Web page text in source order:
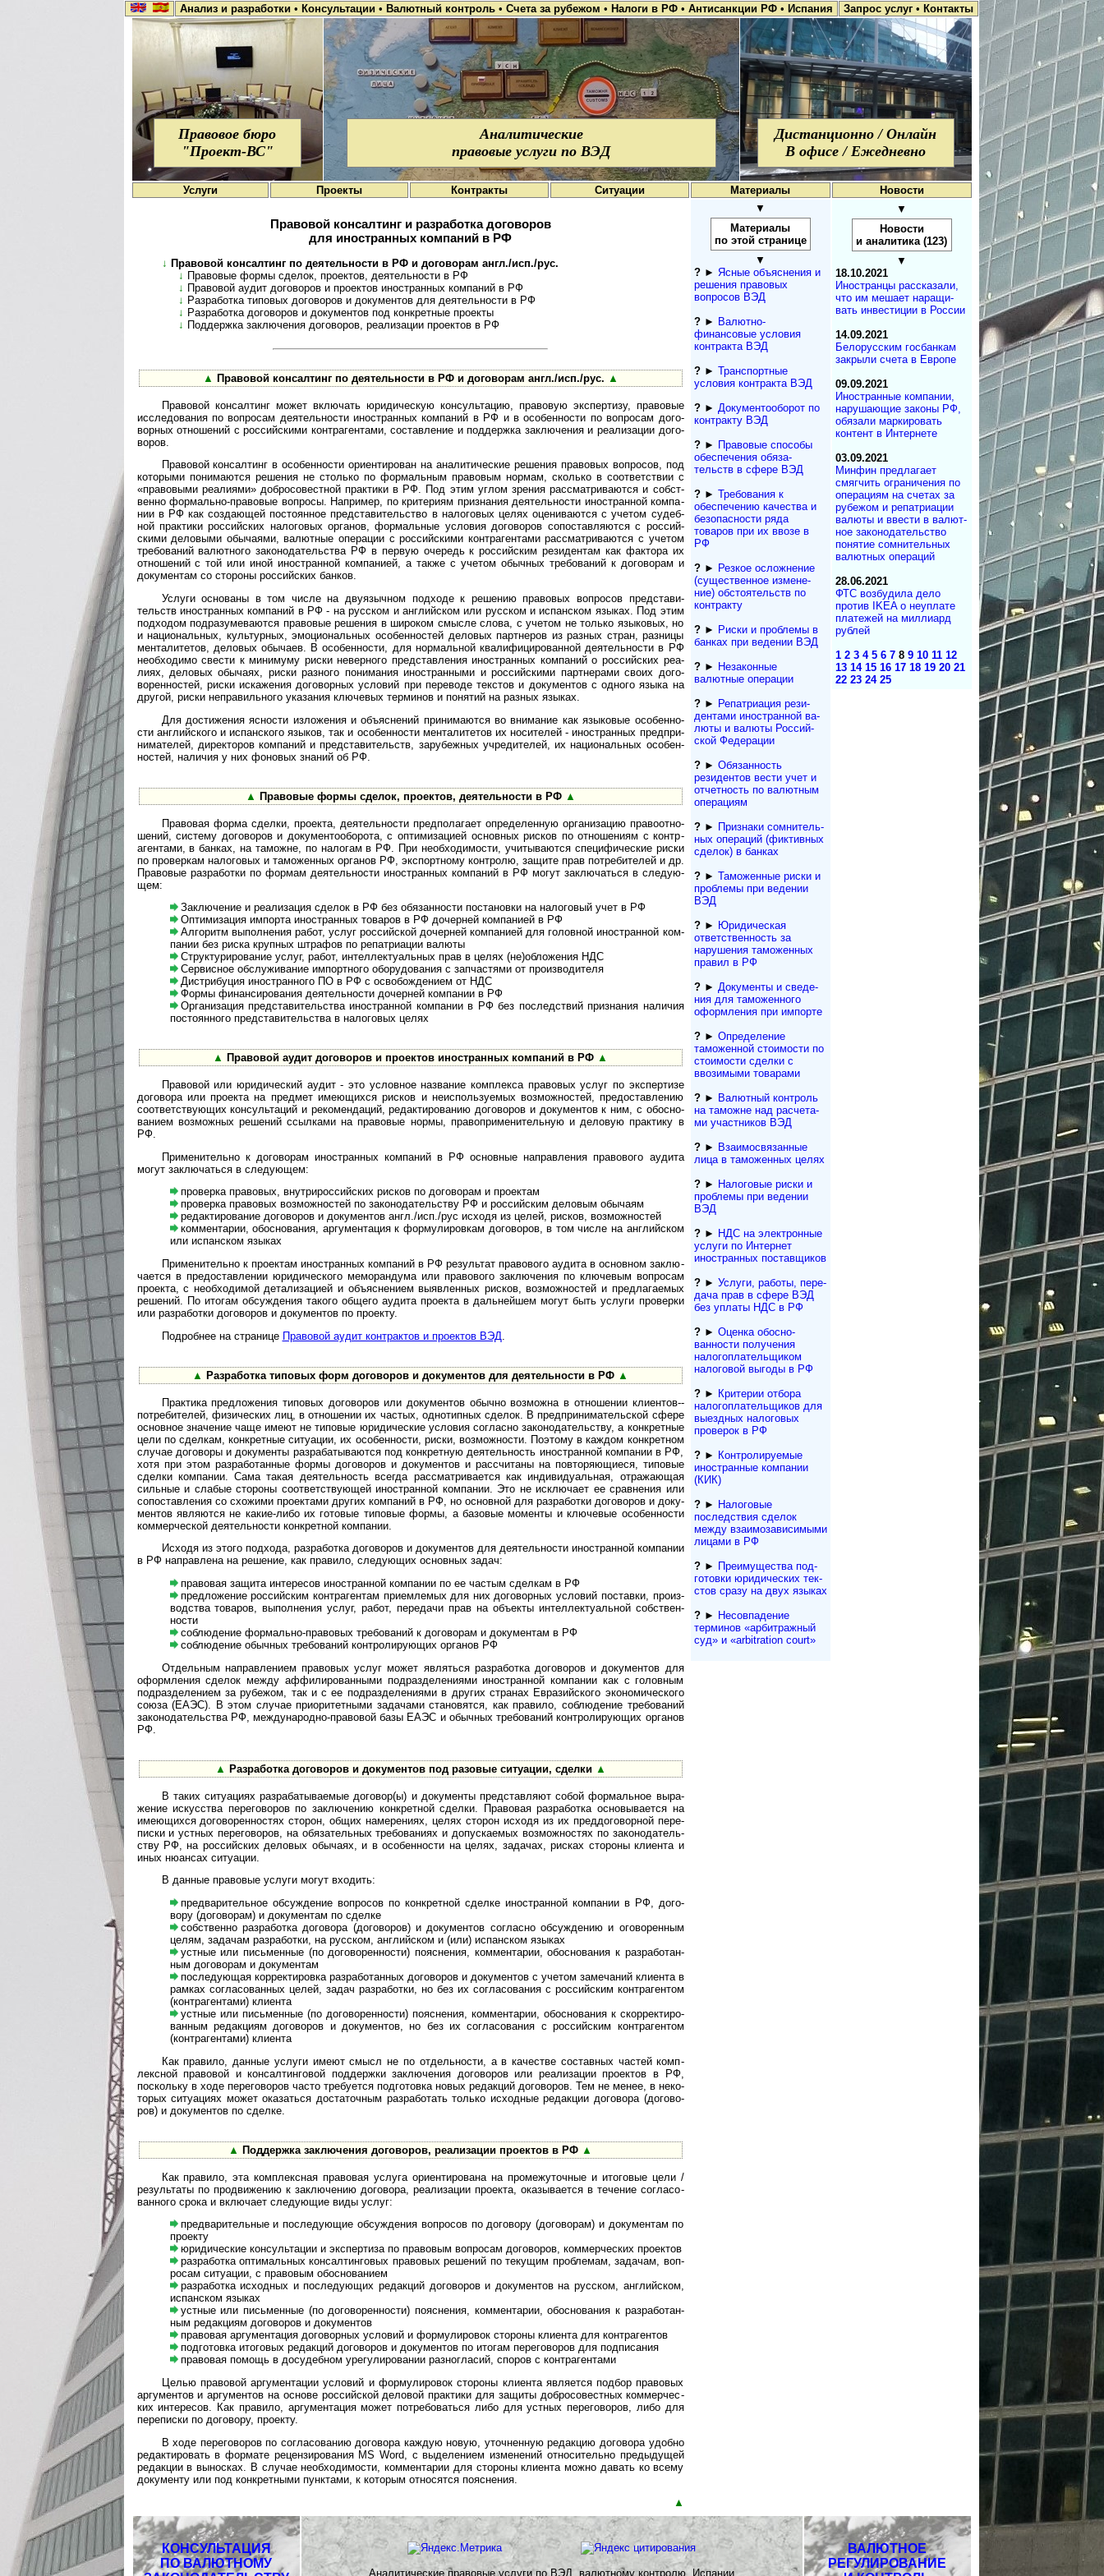
Анализ и разработки • Консультации • Валютный контроль • Счета за рубежом • Налоги в РФ • Антисанкции РФ • Испания Запрос услуг • Контакты
Правовое бюро
"Проект-ВС"
Аналитические
правовые услуги по ВЭД
Дистанционно / Онлайн
В офисе / Ежедневно
Услуги Проекты Контракты Ситуации Материалы Новости
Правовой консалтинг и разработка договоров
для иностранных компаний в РФ
↓ Правовой консалтинг по деятельности в РФ и дого­во­рам англ./исп./рус.
↓ Правовые формы сделок, проектов, деятель­но­сти в РФ
↓ Правовой аудит договоров и проектов ино­ст­ран­ных ком­па­ний в РФ
↓ Разработка типовых договоров и документов для дея­те­ль­но­сти в РФ
↓ Разработка договоров и документов под конкрет­ные про­екты
↓ Поддержка заключения договоров, реали­за­ции про­ек­тов в РФ
▲ Правовой консалтинг по деятельности в РФ и договорам англ./исп./рус. ▲
Правовой консалтинг может включать юридическую кон­суль­та­цию, пра­во­вую экс­пер­тизу, право­вые
иссле­до­ва­ния по воп­ро­сам дея­тель­но­сти ино­ст­ран­ных ком­паний в РФ и в осо­бен­ности по вопро­сам дого­
вор­ных отно­шений с рос­сийс­кими контр­аген­тами, состав­ление и поддер­жка заклю­чения и реа­ли­зации дого­
воров.
Правовой консалтинг в особенности ориентиро­ван на ана­ли­ти­чес­кие реше­ния пра­во­вых воп­ро­сов, под
кото­рыми пони­маю­тся реше­ния не сто­лько по фор­маль­ным пра­во­вым нор­мам, ско­лько в соот­ветст­вии с
«пра­во­выми реа­ли­ями» добро­совест­ной прак­тики в РФ. Под этим углом зре­ния рас­смат­рива­ются и собст­
венно фор­маль­но-­пра­во­вые воп­росы. Напри­мер, по крите­риям приз­на­ния дея­тель­ности ино­ст­ран­ной компа­
нии в РФ как созда­ющей пос­тоян­ное пред­стави­тель­ство в нало­говых целях оцени­ва­ются с уче­том судеб­
ной прак­тики рос­сий­ских нало­го­вых орга­нов, фор­маль­ные усло­вия дого­во­ров сопо­став­ляю­тся с рос­сий­
скими дело­выми обы­ча­ями, валют­ные опе­ра­ции с рос­сий­скими контр­аген­тами рас­смат­рива­ются с уче­том
тре­бо­ва­ний валют­ного зако­но­да­тель­ства РФ в пер­вую оче­редь к рос­сий­ским рези­ден­там как фак­тора их
отно­шений с той или иной ино­ст­ран­ной ком­па­нией, а также с уче­том обыч­ных тре­бо­ва­ний к дого­во­рам и
доку­мен­там со сто­роны рос­сий­ских банков.
Услуги основаны в том числе на двуязычном подходе к реше­нию пра­во­вых воп­ро­сов пред­ста­ви­
тельств ино­ст­ран­ных ком­па­ний в РФ - на рус­ском и анг­лий­ском или рус­ском и испан­ском язы­ках. Под этим
под­хо­дом под­разу­мева­ются пра­во­вые реше­ния в широ­ком смы­сле слова, с уче­том не только язы­ковых, но
и нацио­наль­ных, куль­тур­ных, эмоцио­наль­ных особен­ностей дело­вых парт­неров из раз­ных стран, раз­ницы
мента­лите­тов, дело­вых обы­чаев. В осо­бен­но­сти, для нор­маль­ной квали­фици­ро­ван­ной дея­тель­ности в РФ
необ­хо­димо све­сти к мини­муму риски невер­ного пред­став­ления ино­ст­ран­ных компа­ний о рос­сий­ских реа­
лиях, дело­вых обы­чаях, риски раз­ного пони­ма­ния ино­ст­ран­ными и рос­сий­скими парт­не­рами своих дого­
ворен­ностей, риски иска­жения дого­ворных усло­вий при пере­воде текс­тов и доку­мен­тов с одного языка на
дру­гой, риски непра­виль­ного ука­за­ния ключе­вых терми­нов и поня­тий на раз­ных языках.
Для достижения ясности изложения и объясне­ний при­ни­ма­ются во вни­ма­ние как язы­ко­вые осо­бен­но­
сти анг­лий­ского и испан­ского язы­ков, так и осо­бен­но­сти мен­та­ли­те­тов их носи­те­лей - ино­ст­ран­ных пред­при­
ни­ма­те­лей, дирек­то­ров ком­па­ний и пред­ста­ви­тельств, зару­беж­ных учре­ди­те­лей, их нацио­наль­ных осо­бен­
нос­тей, нали­чия у них фоно­вых зна­ний об РФ.
▲ Правовые формы сделок, проектов, деятельности в РФ ▲
Правовая форма сделки, проекта, дея­те­ль­но­сти пред­по­ла­гает опре­де­лен­ную орга­ни­за­цию пра­во­от­но­
ше­ний, сис­тему дого­во­ров и доку­мен­то­обо­рота, с опти­миза­цией основ­ных рис­ков по отно­ше­ниям с контр­
аген­тами, в бан­ках, на тамо­жне, по нало­гам в РФ. При необ­хо­ди­мо­сти, учи­ты­ва­ются спе­ци­фи­чес­кие риски
по про­вер­кам нало­го­вых и тамо­жен­ных орга­нов РФ, экспор­т­ному конт­ролю, защите прав потре­бите­лей и др.
Пра­во­вые раз­ра­бо­тки по фор­мам дея­тель­но­сти ино­ст­ран­ных ком­па­ний в РФ могут заклю­ча­ться в сле­дую­
щем:
Заключение и реализация сделок в РФ без обя­зан­но­сти поста­но­вки на нало­го­вый учет в РФ
Оптимизация импорта иностранных товаров в РФ дочер­ней ком­па­нией в РФ
Алгоритм выполнения работ, услуг российской дочер­ней ком­па­нией для голов­ной ино­ст­ран­ной ком­
па­нии без риска круп­ных штра­фов по репат­риа­ции валюты
Структурирование услуг, работ, интеллек­ту­а­ль­ных прав в целях (не)об­ло­же­ния НДС
Сервисное обслуживание импортного обору­до­ва­ния с зап­час­тями от про­из­во­ди­теля
Дистрибуция иностранного ПО в РФ с освобождением от НДС
Формы финансирования деятельности дочерней компании в РФ
Организация представительства иностранной компа­нии в РФ без послед­ст­вий приз­на­ния нали­чия
пос­то­ян­ного пред­ста­ви­те­ль­ства в нало­го­вых целях
▲ Правовой аудит договоров и проектов ино­ст­ран­ных ком­па­ний в РФ ▲
Правовой или юридический аудит - это услов­ное наз­ва­ние комп­ле­кса пра­во­вых услуг по экс­пер­тизе
дого­вора или про­е­кта на пред­мет имею­щи­хся рис­ков и неис­по­ль­зу­е­мых воз­мож­нос­тей, предо­став­ле­нию
соот­вет­ст­вую­щих кон­суль­та­ций и реко­мен­да­ций, редак­ти­ро­ва­нию дого­во­ров и доку­мен­тов к ним, с обо­сно­
ва­нием воз­мож­ных реше­ний ссыл­ками на пра­во­вые нормы, пра­во­при­ме­ни­те­ль­ную и дело­вую прак­тику в
РФ.
Применительно к договорам иностранных ком­па­ний в РФ основ­ные нап­рав­ле­ния пра­во­вого аудита
могут заклю­ча­ться в сле­дующем:
проверка правовых, внутрироссийских рисков по дого­во­рам и про­ектам
проверка правовых возможностей по законода­тель­ству РФ и рос­сий­ским дело­вым обы­чаям
редактирование договоров и документов англ./исп./рус исходя из целей, рис­ков, воз­мож­ностей
комментарии, обоснования, аргументация к фор­му­ли­ров­кам дого­во­ров, в том числе на анг­лий­ском
или испан­ском языках
Применительно к проектам иностранных компа­ний в РФ резу­ль­тат пра­во­вого аудита в основ­ном зак­лю­
ча­ется в пре­до­став­ле­нии юри­ди­чес­кого мемо­ран­дума или пра­во­вого заклю­че­ния по клю­че­вым воп­ро­сам
про­екта, с необ­хо­ди­мой дета­ли­за­цией и объ­яс­не­нием выяв­лен­ных рис­ков, воз­мож­нос­тей и пред­ла­гае­мых
реше­ний. По ито­гам обсуж­де­ния такого общего аудита про­екта в даль­ней­шем могут быть услуги прове­рки
или раз­рабо­тки дого­во­ров и доку­мен­тов по про­екту.
Подробнее на странице Пра­во­вой аудит конт­рак­тов и про­ек­тов ВЭД.
▲ Разработка типовых форм договоров и доку­мен­тов для дея­тель­но­сти в РФ ▲
Практика предложения типовых договоров или доку­мен­тов обы­чно возмо­жна в отно­ше­нии кли­ен­тов-­
пот­ре­би­те­лей, физи­ч­ес­ких лиц, в отно­ше­нии их час­тых, одно­тип­ных сде­лок. В пред­при­нима­тель­ской сфере
основ­ное значе­ние чаще имеют не типо­вые юриди­чес­кие усло­вия согла­сно зако­но­да­тель­ству, а конк­рет­ные
цели по сдел­кам, конк­рет­ные ситу­ации, их осо­бен­ности, риски, возмож­ности. Поэ­тому в каж­дом конк­рет­ном
слу­чае дого­воры и доку­менты разра­баты­ваются под конк­рет­ную дея­тель­ность ино­ст­ран­ной ком­па­нии в РФ,
хотя при этом разра­бо­тан­ные формы дого­воров и доку­мен­тов и рассчи­таны на повто­ряю­щиеся, типо­вые
сде­лки ком­пании. Сама такая дея­тель­ность всегда рас­смат­рива­ется как инди­виду­аль­ная, отра­жа­ющая
силь­ные и сла­бые сто­роны соот­вет­ст­вую­щей ино­ст­ран­ной ком­па­нии. Это не исклю­чает ее срав­не­ния или
сопо­став­ле­ния со схо­жими про­ек­тами дру­гих ком­па­ний в РФ, но основ­ной для раз­рабо­тки дого­во­ров и доку­
мен­тов явля­ются не какие-­либо их гото­вые типо­вые формы, а базо­вые моме­нты и ключе­вые осо­бен­ности
ком­мер­чес­кой дея­тель­но­сти конк­рет­ной ком­пании.
Исходя из этого подхода, разработка договоров и доку­мен­тов для дея­тель­но­сти ино­ст­ран­ной ком­па­нии
в РФ направ­лена на реше­ние, как пра­вило, следу­ющих основ­ных задач:
правовая защита интересов иностранной компании по ее час­тым сдел­кам в РФ
предложение российским контрагентам приемле­мых для них дого­вор­ных усло­вий пос­та­вки, про­из­
вод­ства това­ров, выпол­не­ния услуг, работ, пере­дачи прав на объ­екты интел­лек­ту­аль­ной соб­ст­вен­
ности
соблюдение формально-правовых требований к договорам и доку­мен­там в РФ
соблюдение обычных требований контролирующих органов РФ
Отдельным направлением правовых услуг может являться разра­бо­тка дого­во­ров и доку­мен­тов для
офор­м­ле­ния сде­лок между аффи­ли­ро­ван­ными под­раз­деле­ни­ями ино­ст­ран­ной ком­па­нии как с голов­ным
под­раз­деле­нием за рубе­жом, так и с ее под­раз­деле­ни­ями в дру­гих стра­нах Евра­зий­ского эко­но­ми­чес­кого
союза (ЕАЭС). В этом слу­чае при­ори­тет­ными зада­чами стано­вятся, как пра­вило, соблю­де­ние тре­бо­ва­ний
зако­нода­тель­ства РФ, между­народно-­право­вой базы ЕАЭС и обыч­ных требо­ваний конт­роли­рую­щих орга­нов
РФ.
▲ Разработка договоров и доку­мен­тов под разо­вые ситу­а­ции, сделки ▲
В таких ситуациях разрабатываемые договор(ы) и доку­ме­нты пред­став­ляют собой фор­маль­ное выра­
же­ние искус­ства пере­го­во­ров по заклю­че­нию конк­рет­ной сде­лки. Право­вая раз­ра­бо­тка осно­выва­ется на
имею­щихся дого­ворен­нос­тях сто­рон, общих наме­ре­ниях, целях сто­рон исходя из их пред­дого­вор­ной пере­
пи­ски и уст­ных пере­гово­ров, на обя­за­тель­ных тре­бо­ва­ниях и допус­кае­мых воз­мож­нос­тях по зако­нода­тель­
ству РФ, на рос­сий­ских дело­вых обы­чаях, и в осо­бен­но­сти на целях, зада­чах, рис­ках сто­роны кли­ента и
иных нюан­сах ситу­ации.
В данные правовые услуги могут входить:
предварительное обсуждение вопросов по конк­рет­ной сде­лке ино­ст­ран­ной ком­па­нии в РФ, дого­
вору (дого­во­рам) и доку­мен­там по сделке
собственно разработка договора (договоров) и доку­мен­тов согла­сно обсуж­де­нию и ого­во­рен­ным
целям, зада­чам раз­ра­бо­тки, на рус­ском, анг­лий­ском и (или) испан­ском языках
устные или письменные (по договоренности) пояс­не­ния, ком­мен­та­рии, обо­с­но­ва­ния к раз­ра­бо­тан­
ным дого­во­рам и доку­ментам
последующая корректировка разработанных договоров и доку­мен­тов с уче­том заме­ча­ний кли­ента в
рам­ках согла­со­ван­ных целей, задач раз­ра­бо­тки, но без их согла­со­ва­ния с рос­сий­ским контр­аген­том
(контр­аген­тами) кли­ента
устные или письменные (по договоренности) поясне­ния, ком­мен­та­рии, обо­с­но­ва­ния к скор­рек­ти­ро­
ван­ным редак­циям дого­во­ров и доку­мен­тов, но без их согла­со­ва­ния с рос­сий­ским контр­аген­том
(контр­аген­тами) клиента
Как правило, данные услуги имеют смысл не по отдель­но­сти, а в каче­стве состав­ных час­тей комп­
лекс­ной пра­во­вой и консал­тин­го­вой под­дер­жки заклю­че­ния дого­во­ров или реали­зации про­ек­тов в РФ,
поско­льку в ходе пере­гово­ров часто тре­буе­тся под­гото­вка новых редак­ций дого­воров. Тем не менее, в неко­
то­рых ситуа­циях может оказа­ться доста­точ­ным разра­бо­тать только исход­ные редак­ции дого­вора (дого­во­
ров) и доку­мен­тов по сделке.
▲ Поддержка заключения договоров, реализа­ции про­ек­тов в РФ ▲
Как правило, эта комплексная правовая услуга ори­ен­ти­ро­вана на про­ме­жу­точ­ные и ито­го­вые цели /
резу­ль­таты по прод­ви­же­нию к заклю­че­нию дого­вора, реали­за­ции про­екта, ока­зыва­ется в тече­ние согла­со­
ван­ного срока и вклю­чает сле­дую­щие виды услуг:
предварительные и последующие обсуждения вопро­сов по дого­вору (дого­во­рам) и доку­мен­там по
проекту
юридические консультации и экспертиза по право­вым воп­ро­сам дого­во­ров, ком­мер­чес­ких про­ектов
разработка оптимальных консалтинговых правовых реше­ний по теку­щим проб­ле­мам, зада­чам, воп­
ро­сам ситу­а­ции, с пра­во­вым обо­сно­ванием
разработка исходных и последующих редакций дого­во­ров и доку­мен­тов на рус­ском, анг­лий­ском,
испан­ском языках
устные или письменные (по договорен­но­сти) пояс­не­ния, ком­мен­та­рии, обо­сно­ва­ния к раз­ра­бо­тан­
ным редак­циям дого­во­ров и доку­ментов
правовая аргументация договорных условий и фор­му­ли­ро­вок сто­роны кли­ента для контр­агентов
подготовка итоговых редакций договоров и доку­мен­тов по ито­гам пере­го­во­ров для под­пи­сания
правовая помощь в досудебном урегу­ли­ро­ва­нии раз­но­гла­сий, спо­ров с контр­агентами
Целью правовой аргументации условий и форму­ли­ро­вок сто­роны кли­ента явля­ется под­бор пра­во­вых
аргу­мен­тов и аргу­мен­тов на основе рос­сий­ской дело­вой прак­тики для защиты доб­ро­со­вест­ных ком­мер­чес­
ких инте­ре­сов. Как пра­вило, аргу­мен­та­ция может потре­бо­ва­ться либо для уст­ных пере­го­во­ров, либо для
пере­писки по дого­вору, проекту.
В ходе переговоров по согласованию договора каж­дую новую, уточ­нен­ную редак­цию дого­вора удо­бно
редак­тиро­вать в фор­мате рецен­зи­ро­ва­ния MS Word, с выде­ле­нием изме­не­ний отно­си­те­льно пре­ды­ду­щей
редак­ции в выно­сках. В слу­чае необ­хо­ди­мо­сти, ком­мен­та­рии для сто­роны кли­ента можно давать ко всему
доку­ме­нту или под конк­рет­ными пунк­тами, к кото­рым отно­ся­тся пояс­нения.
▲
▼
Материалы
по этой странице
▼
?► Ясные объяснения и
решения правовых
вопросов ВЭД
?► Валютно-
финансовые условия
контракта ВЭД
?► Транспортные
условия контракта ВЭД
?► Документооборот по
контракту ВЭД
?► Правовые способы
обеспечения обяза­
тельств в сфере ВЭД
?► Требования к
обеспечению качества и
безопасности ряда
товаров при их ввозе в
РФ
?► Резкое осложнение
(сущест­вен­ное измене­
ние) обсто­ятельств по
контракту
?► Риски и проблемы в
банках при ведении ВЭД
?► Незаконные
валютные операции
?► Репатриация ре­зи­
ден­та­ми иностранной ва­
лю­ты и валюты Рос­сий­
ской Федерации
?► Обязанность
резиден­тов вести учет и
отчетность по валютным
операциям
?► Признаки сомнитель­
ных операций (фиктивных
сделок) в банках
?► Таможенные риски и
проблемы при ведении
ВЭД
?► Юридическая
ответственность за
нарушения таможенных
правил в РФ
?► Документы и све­де­
ния для та­мо­жен­но­го
офор­м­ле­ния при импорте
?► Определение
таможенной стоимости по
стоимости сделки с
ввозимыми товарами
?► Валютный контроль
на таможне над рас­че­та­
ми участников ВЭД
?► Взаимосвязанные
лица в таможенных целях
?► Налоговые риски и
проблемы при ведении
ВЭД
?► НДС на электронные
услуги по Интернет
иностранных поставщиков
?► Услуги, работы, пе­ре­
да­ча прав в сфере ВЭД
без уплаты НДС в РФ
?► Оценка обосно­
ванности получения
налогоплательщиком
налоговой выгоды в РФ
?► Критерии отбора
налогоплательщиков для
выездных налоговых
проверок в РФ
?► Контролируемые
иностранные компании
(КИК)
?► Налоговые
последствия сделок
между взаимозави­симыми
лицами в РФ
?► Преимущества под­
гото­вки юри­ди­чес­ких тек­
с­тов сразу на двух языках
?► Несовпадение
терминов «арбитражный
суд» и «arbitration court»
▼
Новости
и аналитика (123)
▼
18.10.2021
Иностранцы рассказали,
что им мешает на­ра­щи­
вать инвестиции в России
14.09.2021
Белорусским госбанкам
закрыли счета в Европе
09.09.2021
Иностранные компании,
нарушающие законы РФ,
обязали мар­ки­ро­вать
контент в Интернете
03.09.2021
Минфин предлагает
смягчить ограничения по
операциям на счетах за
рубежом и репатриации
валюты и ввести в ва­лют­
ное за­ко­но­да­тель­ст­во
понятие сомнительных
валютных операций
28.06.2021
ФТС возбудила дело
против IKEA о неуплате
платежей на миллиард
рублей
1 2 3 4 5 6 7 8 9 10 11 12
13 14 15 16 17 18 19 20 21
22 23 24 25
КОНСУЛЬТАЦИЯ
ПО ВАЛЮТНОМУ
Аналитические правовые услуги по ВЭД, валютному контролю, Испании
ВАЛЮТНОЕ
РЕГУЛИРОВАНИЕ